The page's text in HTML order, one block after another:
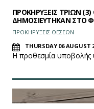
ΠΡΟΚΗΡΥΞΕΙΣ ΤΡΙΩΝ
ΔΗΜΟΣΙΕΥΤΗΚΑΝ ΣΤΟ
ΠΡΟΚΗΡΥΞΕΙΣ ΘΕΣΕΩΝ
THURSDAY 06 AUGUST
Η προθεσμία υποβολής